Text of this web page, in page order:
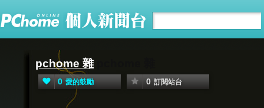
pchome 雜
0 愛的鼓勵 0 訂閱站台